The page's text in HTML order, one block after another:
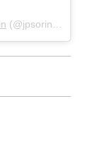
(@jpsorin6) el